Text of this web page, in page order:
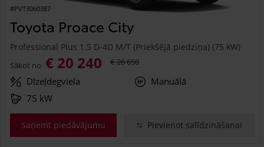
#PVT3060387
Toyota Proace City
Professional Plus 1.5 D-4D M/T (Priekšējā piedziņa) (75 kW)
Sākot no € 20 240 € 26 650
Dīzeļdegviela
Manuālā
75 kW
Saņemt piedāvājumu Pievienot salīdzināšanai